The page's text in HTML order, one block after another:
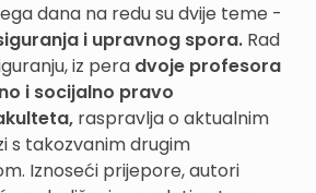
dana na redu su dvije teme -
i upravnog spora. Rad
iz pera dvoje profesora
i socijalno pravo
raspravlja o aktualnim
s takozvanim drugim
Iznoseći prijepore, autori